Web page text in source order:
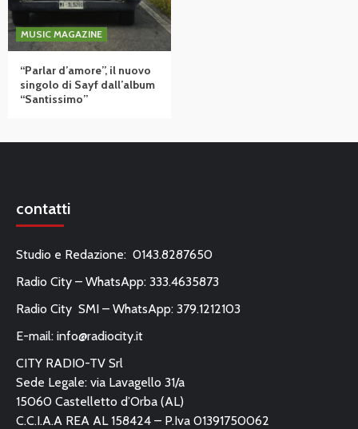
MUSIC MAGAZINE
“Parlar d’amore”, il nuovo
singolo di Sayf dall’album
“Santissimo”
contatti
Studio e Redazione: 0143.8287650
Radio City – WhatsApp: 333.4635873
Radio City SMI – WhatsApp: 379.1212103
E-mail: info@radiocity.it
CITY RADIO-TV Srl
Sede Legale: via Lavagello 31/a
15060 Castelletto d’Orba (AL)
C.C.I.A.A REA AL 158424 – P.Iva 01391750062